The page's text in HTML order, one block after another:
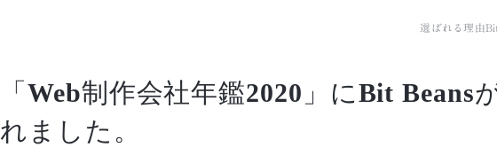
選ばれる理由
「Web制作会社年鑑2020」にBit Beans
れました。